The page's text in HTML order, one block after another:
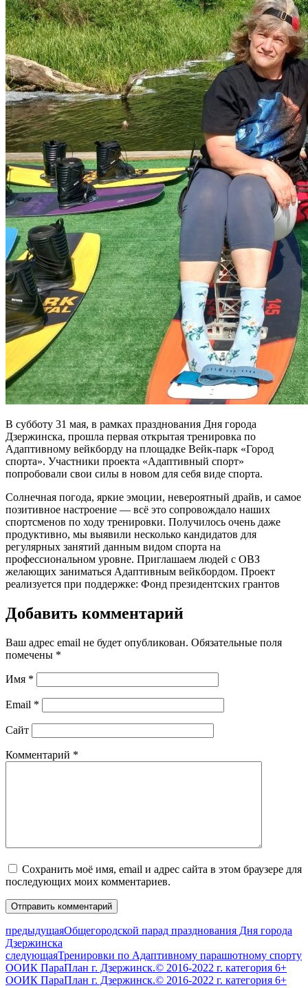
В субботу 31 мая, в рамках празднования Дня города
Дзержинска, прошла первая открытая тренировка по
Адаптивному вейкборду на площадке Вейк-парк «Город
спорта». Участники проекта «Адаптивный спорт»
попробовали свои силы в новом для себя виде спорта.
Солнечная погода, яркие эмоции, невероятный драйв, и самое
позитивное настроение — всё это сопровождало наших
спортсменов по ходу тренировки. Получилось очень даже
продуктивно, мы выявили несколько кандидатов для
регулярных занятий данным видом спорта на
профессиональном уровне. Приглашаем людей с ОВЗ
желающих заниматься Адаптивным вейкбордом. Проект
реализуется при поддержке: Фонд президентских грантов
Добавить комментарий
Ваш адрес email не будет опубликован. Обязательные поля
помечены *
Имя *
Email *
Сайт
Комментарий *
Сохранить моё имя, email и адрес сайта в этом браузере для
последующих моих комментариев.
предыдущаяОбщегородской парад празднования Дня города
Дзержинска
следующаяТренировки по Адаптивному парашютному спорту
ООИК ПараПлан г. Дзержинск.© 2016-2022 г. категория 6+
ООИК ПараПлан г. Дзержинск.© 2016-2022 г. категория 6+